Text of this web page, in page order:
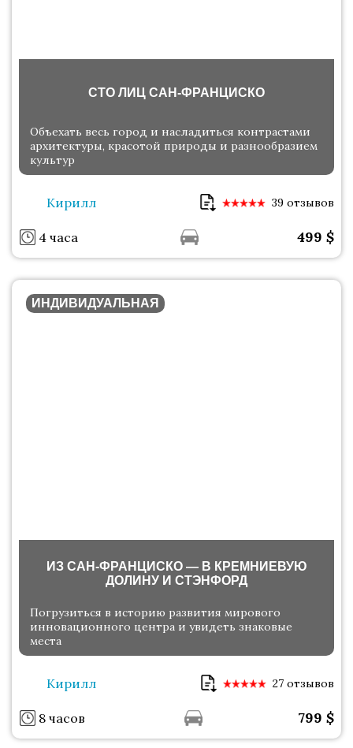
СТО ЛИЦ САН-ФРАНЦИСКО
Объехать весь город и насладиться контрастами
архитектуры, красотой природы и разнообразием
культур
Кирилл 39 отзывов
4 часа 499 $
ИНДИВИДУАЛЬНАЯ
ИЗ САН-ФРАНЦИСКО — В КРЕМНИЕВУЮ
ДОЛИНУ И СТЭНФОРД
Погрузиться в историю развития мирового
инновационного центра и увидеть знаковые
места
Кирилл 27 отзывов
8 часов 799 $